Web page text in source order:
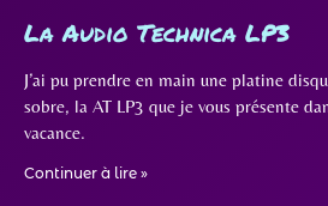
La Audio Technica LP3
J’ai pu prendre en main une platine
sobre, la AT LP3 que je vous présente
vacance.
Continuer à lire »